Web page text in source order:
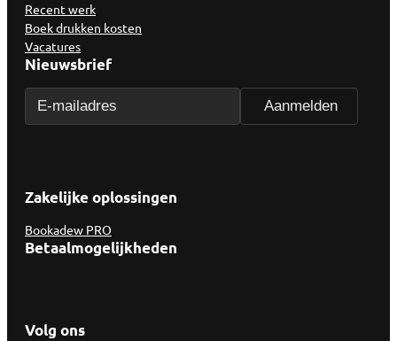
Recent werk
Boek drukken kosten
Vacatures
Nieuwsbrief
Zakelijke oplossingen
Bookadew PRO
Betaalmogelijkheden
Volg ons